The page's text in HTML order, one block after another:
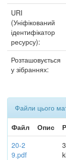
URI
(Уніфікований
ідентифікатор
ресурсу):
Розташовується
у зібраннях:
Файли цього
Файл
Опис
20-2
9.pdf